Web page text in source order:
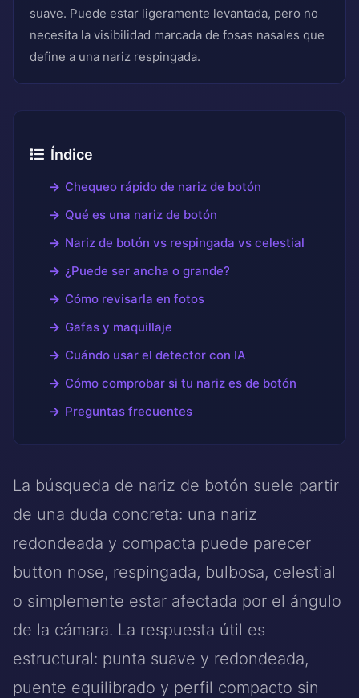
suave. Puede estar ligeramente levantada, pero no
necesita la visibilidad marcada de fosas nasales que
define a una nariz respingada.
Índice
Chequeo rápido de nariz de botón
Qué es una nariz de botón
Nariz de botón vs respingada vs celestial
¿Puede ser ancha o grande?
Cómo revisarla en fotos
Gafas y maquillaje
Cuándo usar el detector con IA
Cómo comprobar si tu nariz es de botón
Preguntas frecuentes
La búsqueda de nariz de botón suele partir
de una duda concreta: una nariz
redondeada y compacta puede parecer
button nose, respingada, bulbosa, celestial
o simplemente estar afectada por el ángulo
de la cámara. La respuesta útil es
estructural: punta suave y redondeada,
puente equilibrado y perfil compacto sin